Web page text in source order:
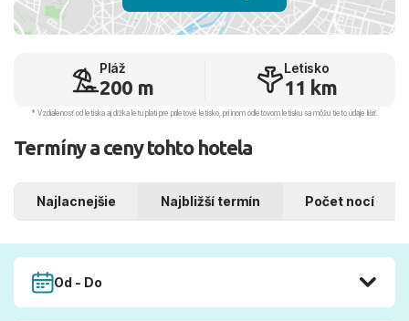
Pláž
200 m
Letisko
11 km
* Vzdialenosť od letiska aj dľžka letu platí pre príletové letisko, pri inom odletovom letisku sa môžu tieto údaje líšiť.
Termíny a ceny tohto hotela
Najlacnejšie Najbližší termín Počet nocí
Od - Do